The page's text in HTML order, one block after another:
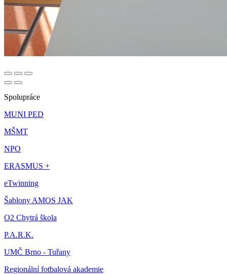
Spolupráce
MUNI PED
MŠMT
NPO
ERASMUS +
eTwinning
Šablony AMOS JAK
O2 Chytrá škola
P.A.R.K.
UMČ Brno - Tuřany
Regionální fotbalová akademie